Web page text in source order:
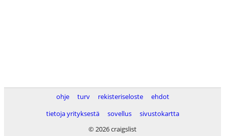
ohje turv rekisteriseloste
ehdot
tietoja yrityksestä
sovellus
sivustokartta
© 2026 craigslist